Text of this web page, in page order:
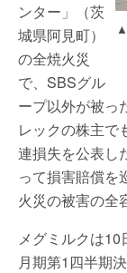
ンター」（茨
城県阿見町）
の全焼火災
で、SBSグル
ープ以外が被っ
レックの株主で
連損失を公表し
って損害賠償を
火災の被害の全
メグミルクは
月期第1四半期